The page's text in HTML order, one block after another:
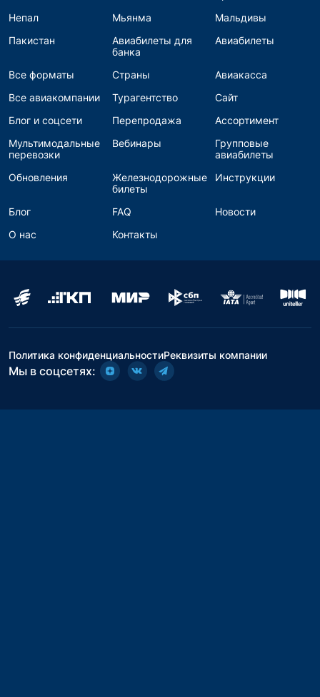
Непал
Мьянма
Мальдивы
Пакистан
Авиабилеты для
банка
Авиабилеты
Все форматы Страны
Авиакасса
Все авиакомпании
Турагентство
Сайт
Блог и соцсети
Перепродажа
Ассортимент
Мультимодальные
перевозки
Вебинары
Групповые
авиабилеты
Обновления
Железнодорожные
билеты
Инструкции
Блог FAQ
Новости
О нас
Контакты
Политика конфиденциальностиРеквизиты компании
Мы в соцсетях: